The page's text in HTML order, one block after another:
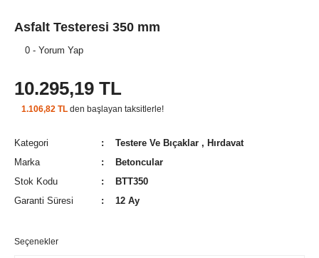
Asfalt Testeresi 350 mm
0 - Yorum Yap
10.295,19 TL
1.106,82 TL den başlayan taksitlerle!
Kategori Testere Ve Bıçaklar , Hırdavat
Marka
Betoncular
Stok Kodu
BTT350
Garanti Süresi
12 Ay
Seçenekler